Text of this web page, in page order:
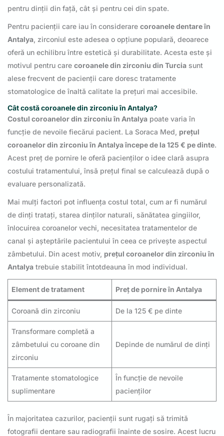
pentru dinții din față, cât și pentru cei din spate.
Pentru pacienții care iau în considerare coroanele dentare în
Antalya, zirconiul este adesea o opțiune populară, deoarece
oferă un echilibru între estetică și durabilitate. Acesta este și
motivul pentru care coroanele din zirconiu din Turcia sunt
alese frecvent de pacienții care doresc tratamente
stomatologice de înaltă calitate la prețuri mai accesibile.
Cât costă coroanele din zirconiu în Antalya?
Costul coroanelor din zirconiu în Antalya poate varia în
funcție de nevoile fiecărui pacient. La Soraca Med, prețul
coroanelor din zirconiu în Antalya începe de la 125 € pe dinte.
Acest preț de pornire le oferă pacienților o idee clară asupra
costului tratamentului, însă prețul final se calculează după o
evaluare personalizată.
Mai mulți factori pot influența costul total, cum ar fi numărul
de dinți tratați, starea dinților naturali, sănătatea gingiilor,
înlocuirea coroanelor vechi, necesitatea tratamentelor de
canal și așteptările pacientului în ceea ce privește aspectul
zâmbetului. Din acest motiv, prețul coroanelor din zirconiu în
Antalya trebuie stabilit întotdeauna în mod individual.
Element de tratament Preț de pornire în Antalya
Coroană din zirconiu De la 125 € pe dinte
Transformare completă a
zâmbetului cu coroane din
zirconiu
Depinde de numărul de dinți
Tratamente stomatologice
suplimentare
În funcție de nevoile
pacienților
În majoritatea cazurilor, pacienții sunt rugați să trimită
fotografii dentare sau radiografii înainte de sosire. Acest lucru